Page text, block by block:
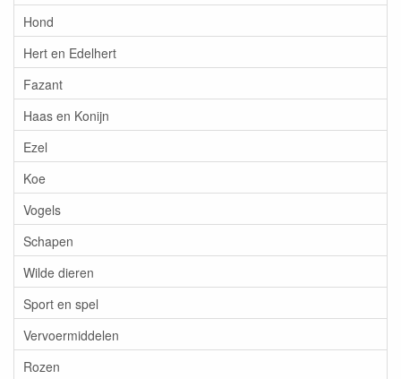
Hond
Hert en Edelhert
Fazant
Haas en Konijn
Ezel
Koe
Vogels
Schapen
Wilde dieren
Sport en spel
Vervoermiddelen
Rozen